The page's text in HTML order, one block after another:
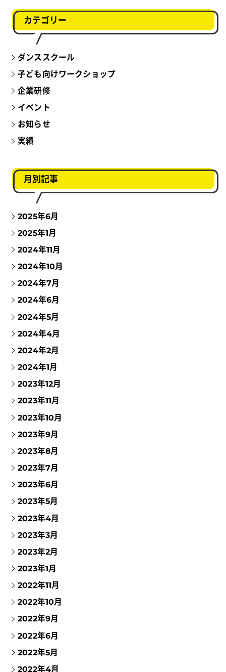
カテゴリー
ダンススクール
子ども向けワークショップ
企業研修
イベント
お知らせ
実績
月別記事
2025年6月
2025年1月
2024年11月
2024年10月
2024年7月
2024年6月
2024年5月
2024年4月
2024年2月
2024年1月
2023年12月
2023年11月
2023年10月
2023年9月
2023年8月
2023年7月
2023年6月
2023年5月
2023年4月
2023年3月
2023年2月
2023年1月
2022年11月
2022年10月
2022年9月
2022年6月
2022年5月
2022年4月